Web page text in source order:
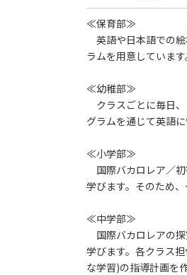
≪保育部≫
英語や日本語での
ラムを用意していま
≪幼稚部≫
クラスごとに毎日
グラムを通じて英語
≪小学部≫
国際バカロレア／
学びます。そのため
≪中学部≫
国際バカロレアの
学びます。各クラス
な学習)の指導計画を